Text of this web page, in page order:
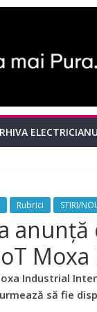
Rubrici STIRI/
Moxa
Industrial
să fie